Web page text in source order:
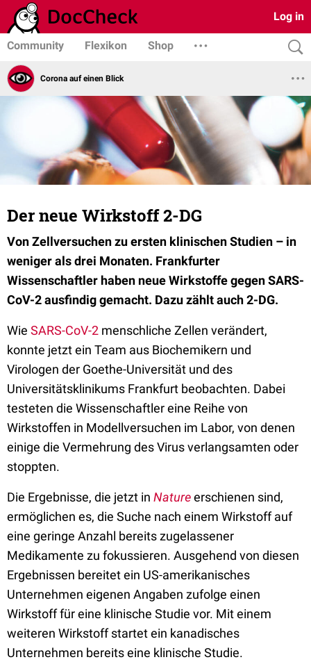
Log in
Community Flexikon Shop
Corona auf einen Blick
Der neue Wirkstoff 2-DG
Von Zellversuchen zu ersten klinischen Studien – in
weniger als drei Monaten. Frankfurter
Wissenschaftler haben neue Wirkstoffegegen SARS-
CoV-2 ausfindig gemacht. Dazu zählt auch2-DG.
Wie SARS-CoV-2 menschliche Zellen verändert,
konnte jetzt ein Team aus Biochemikern und
Virologen der Goethe-Universität und des
Universitätsklinikums Frankfurt beobachten. Dabei
testeten die Wissenschaftler eine Reihe von
Wirkstoffen in Modellversuchen im Labor, von denen
einige die Vermehrung des Virus verlangsamten oder
stoppten.
Die Ergebnisse, die jetzt in Natureerschienen sind,
ermöglichen es, die Suche nach einem Wirkstoff auf
eine geringe Anzahl bereits zugelassener
Medikamente zu fokussieren. Ausgehend von diesen
Ergebnissen bereitet ein US-amerikanisches
Unternehmen eigenen Angaben zufolge einen
Wirkstoff für eine klinische Studie vor. Mit einem
weiteren Wirkstoff startet ein kanadisches
Unternehmen bereits eine klinische Studie.